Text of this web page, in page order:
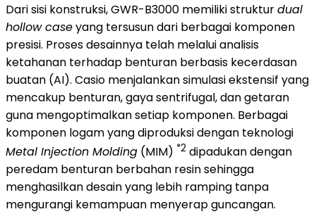
Dari sisi konstruksi, GWR-B3000 memiliki strukturdual
hollow caseyang tersusun dari berbagai komponen
presisi. Proses desainnya telah melalui analisis
ketahanan terhadap benturan berbasis kecerdasan
buatan (AI). Casio menjalankan simulasi ekstensif yang
mencakup benturan, gaya sentrifugal, dan getaran
guna mengoptimalkan setiap komponen. Berbagai
komponen logam yang diproduksi dengan teknologi
Metal Injection Molding (MIM) *2 dipadukan dengan
peredam benturan berbahan resin sehingga
menghasilkan desain yang lebih ramping tanpa
mengurangi kemampuan menyerap guncangan.